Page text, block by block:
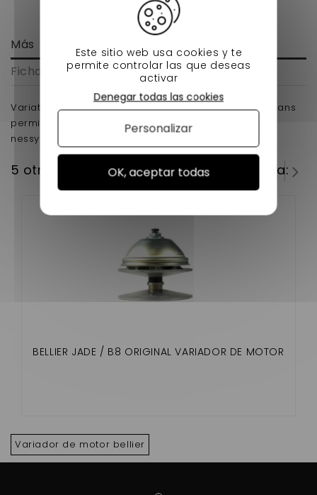
Más
Ficha técnica
Variateur boite de vitesse bellier jade pour voiture sans
permis en adaptable moins cher et efficace chez
nessycar envoi rapide.
5 otros productos en la misma categoría:
BELLIER JADE / B8 ORIGINAL VARIADOR DE MOTOR
Variador de motor bellier
Este sitio web usa cookies y te
permite controlar las que deseas
activar
OK, aceptar todas
Denegar todas las cookies
Personalizar